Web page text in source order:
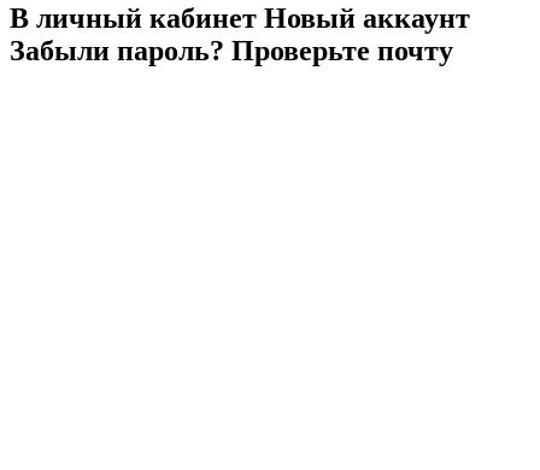
В личный кабинет Новый аккаунт
Забыли пароль? Проверьте почту